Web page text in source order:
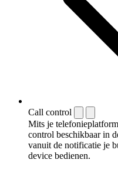
Call control
Mits je
control beschikbaar in
vanuit de notificatie je
device bedienen.